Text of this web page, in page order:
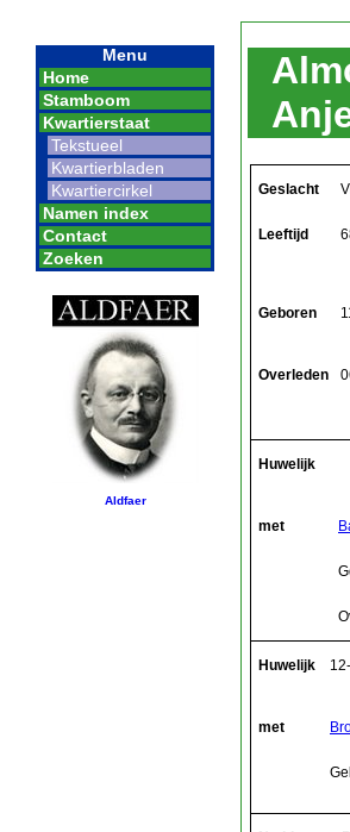
Menu
Home
Stamboom
Kwartierstaat
Tekstueel
Kwartierbladen
Kwartiercirkel
Namen index
Contact
Zoeken
Aldfaer
Geslacht
Leeftijd
Geboren
Overleden
Huwelijk
met
Huwelijk
met